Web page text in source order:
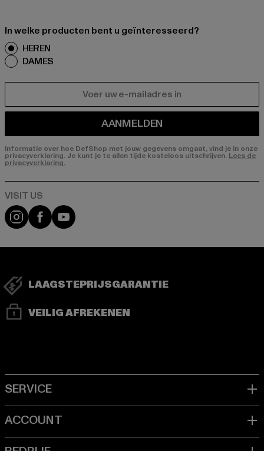
In welke producten bent u geïnteresseerd?
HEREN
DAMES
AANMELDEN
Informatie over hoe DefShop met jouw gegevens omgaat, vind je in onze
privacyverklaring. Je kunt je te allen tijde kosteloos uitschrijven.Lees de
privacyverklaring.
Visit our Instagram page:
Visit our Facebook page:
Visit our YouTube channel:
LAAGSTEPRIJSGARANTIE
VEILIG AFREKENEN